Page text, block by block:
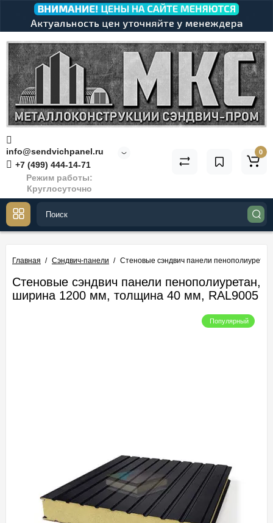
info@sendvichpanel.ru
+7 (499) 444-14-71
Режим работы:
Круглосуточно
0
Главная Сэндвич-панели Стеновые сэндвич панели
Стеновые сэндвич панели пенополиуретан,
ширина 1200 мм, толщина 40 мм, RAL9005
Популярный